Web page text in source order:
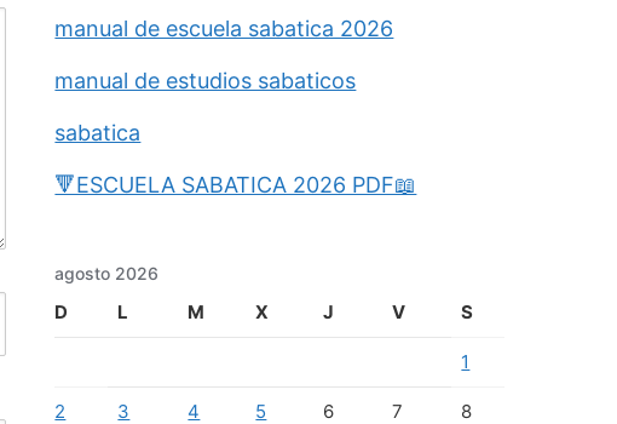
manual de escuela sabatica 2026
manual de estudios sabaticos
sabatica
🔻ESCUELA SABATICA 2026 PDF📖
agosto 2026
D L M X J V S
1
2 3 4 5 6 7 8